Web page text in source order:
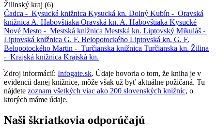
Žilinský kraj (6)
Čadca - Kysucká knižnica Kysucká kn. Dolný Kubín - Oravská
knižnica A. Habovštiaka Oravská kn. A. Habovštiaka Kysucké
Nové Mesto - Mestská knižnica Mestská kn. Liptovský Mikuláš -
Liptovská knižnica G. F. Belopotockého Liptovská kn. G. F.
Belopotockého Martin - Turčianska knižnica Turčianska kn. Žilina
- Krajská knižnica Krajská kn.
Zdroj informácií: Infogate.sk. Údaje hovoria o tom, že kniha je v
evidencii danej knižnice, môže však už byť aktuálne požičaná. Tu
nájdete zoznam všetkých viac ako 200 slovenských knižníc, o
ktorých máme údaje.
Naši škriatkovia odporúčajú